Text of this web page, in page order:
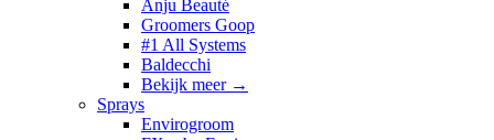
Anju Beauté
Groomers Goop
#1 All Systems
Baldecchi
Bekijk meer →
Sprays
Envirogroom